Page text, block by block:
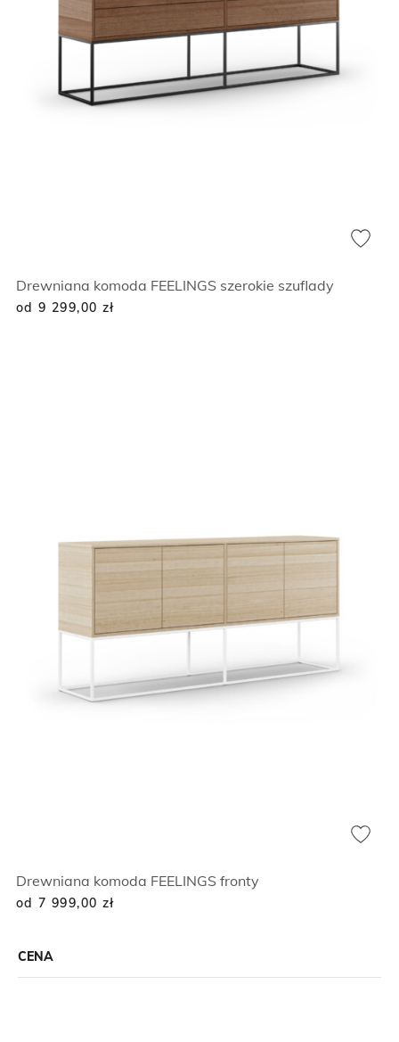
CENA
Drewniana komoda FEELINGS szerokie szuflady
od 9 299,00 zł
Drewniana komoda FEELINGS fronty
od 7 999,00 zł